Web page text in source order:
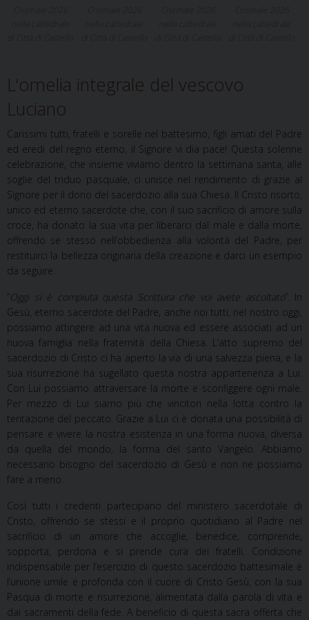
L’omelia integrale del vescovo
Luciano
Carissimi tutti, fratelli e sorelle nel battesimo, figli amati del Padre
ed eredi del regno eterno, il Signore vi dia pace! Questa solenne
celebrazione, che insieme viviamo dentro la settimana santa, alle
soglie del triduo pasquale, ci unisce nel rendimento di grazie al
Signore per il dono del sacerdozio alla sua Chiesa. Il Cristo risorto,
unico ed eterno sacerdote che, con il suo sacrificio di amore sulla
croce, ha donato la sua vita per liberarci dal male e dalla morte,
offrendo se stesso nell’obbedienza alla volontà del Padre, per
restituirci la bellezza originaria della creazione e darci un esempio
da seguire.
Oggi si è compiuta questa Scrittura che voi avete ascoltato”. In
Gesù, eterno sacerdote del Padre, anche noi tutti, nel nostro oggi,
possiamo attingere ad una vita nuova ed essere associati ad un
nuova famiglia nella fraternità della Chiesa. L’atto supremo del
sacerdozio di Cristo ci ha aperto la via di una salvezza piena, e la
sua risurrezione ha sugellato questa nostra appartenenza a Lui.
Con Lui possiamo attraversare la morte e sconfiggere ogni male.
Per mezzo di Lui siamo più che vincitori nella lotta contro la
tentazione del peccato. Grazie a Lui ci è donata una possibilità di
pensare e vivere la nostra esistenza in una forma nuova, diversa
da quella del mondo, la forma del santo Vangelo. Abbiamo
necessario bisogno del sacerdozio di Gesù e non ne possiamo
fare a meno.
Così tutti i credenti partecipano del ministero sacerdotale di
Cristo, offrendo se stessi e il proprio quotidiano al Padre nel
sacrificio
di un amore che accoglie, benedice,
comprende,
sopporta,
perdona e si prende cura dei fratelli. Condizione
indispensabile per l’esercizio di questo sacerdozio battesimale è
l’unione umile e profonda con il cuore di Cristo Gesù, con la sua
Pasqua di morte e risurrezione, alimentata dalla parola di vita e
dai sacramenti della fede. A beneficio di questa sacra offerta che